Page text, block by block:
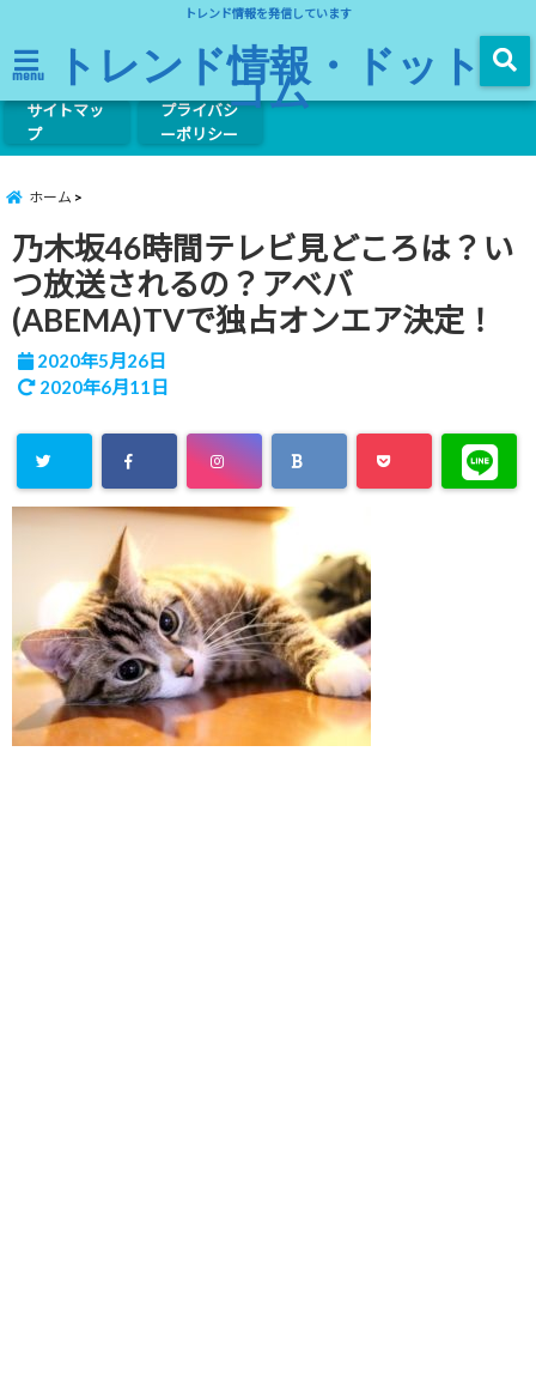
トレンド情報を発信しています
menu トレンド情報・ドット
コム
サイトマッ
プ
プライバシ
ーポリシー
ホーム
乃木坂46時間テレビ見どころは？い
つ放送されるの？アベバ
(ABEMA)TVで独占オンエア決定！
2020年5月26日
2020年6月11日